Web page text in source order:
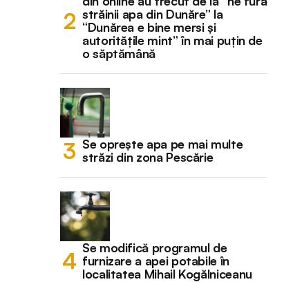
străinii apa din Dunăre” la
“Dunărea e bine mersi și
autoritățile mint” în mai puțin de
o săptămână
Se oprește apa pe mai multe
străzi din zona Pescărie
Se modifică programul de
furnizare a apei potabile în
localitatea Mihail Kogălniceanu